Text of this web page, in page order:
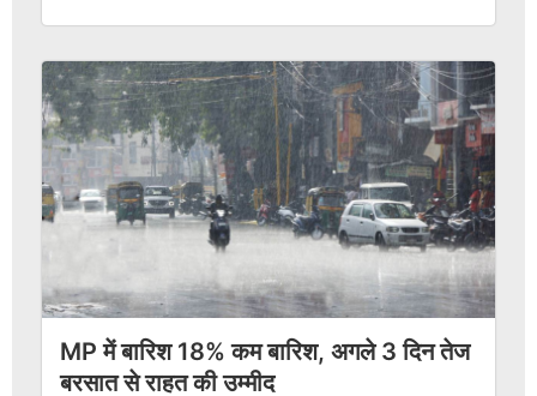
MP में बारिश 18% कम बारिश, अगले 3 दिन तेज
बरसात से राहत की उम्मीद